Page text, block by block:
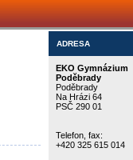
ADRESA
EKO Gymnázium
Poděbrady
Poděbrady
Na Hrázi 64
PSČ 290 01
Telefon, fax:
+420 325 615 014